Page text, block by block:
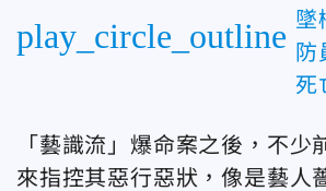
play_circle_outline 墜
防
死
「藝識流」爆命案之後，不少
來指控其惡行惡狀，像是藝人